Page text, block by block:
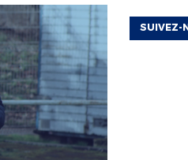
SUIVEZ-